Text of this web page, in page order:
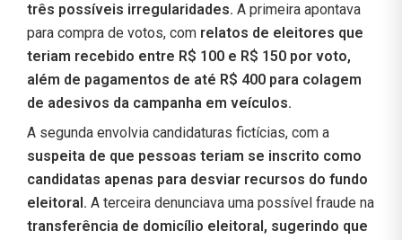
três possíveis irregularidades. A primeira apontava
para compra de votos, com relatos de eleitores que
teriam recebido entre R$ 100 e R$ 150 por voto,
além de pagamentos de até R$ 400 para colagem
de adesivos da campanha em veículos.
A segunda envolvia candidaturas fictícias, com a
suspeita de que pessoas teriam se inscrito como
candidatas apenas para desviar recursos do fundo
eleitoral. A terceira denunciava uma possível fraude na
transferência de domicílio eleitoral, sugerindo que